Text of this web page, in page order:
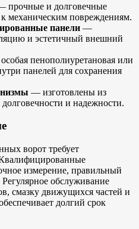
прочные и долговечные
механическим повреждениям.
панели —
и эстетичный внешний
пенополиуретановая или
панелей для сохранения
— изготовлены из
и надежности.
ворот требует
измерение, правильный
обслуживание
смазку движущихся частей и
долгий срок